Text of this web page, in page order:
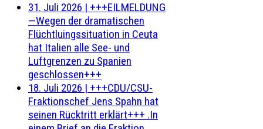
31. Juli 2026 | +++EILMELDUNG
—Wegen der dramatischen
Flüchtluingssituation in Ceuta
hat Italien alle See- und
Luftgrenzen zu Spanien
geschlossen+++
18. Juli 2026 | +++CDU/CSU-
Fraktionschef Jens Spahn hat
seinen Rücktritt erklärt+++ .In